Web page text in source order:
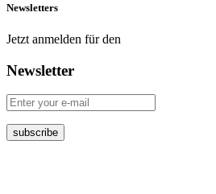
Newsletters
Jetzt anmelden für den
Newsletter